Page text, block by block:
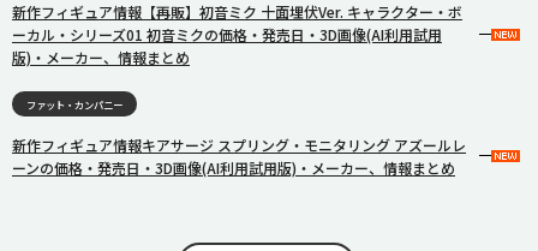
新作フィギュア情報【再販】初音ミク 十面埋伏Ver. キャラクター・ボ
ーカル・シリーズ01 初音ミクの価格・発売日・3D画像(AI利用試用
版)・メーカー、情報まとめ
ファット・カンパニー
新作フィギュア情報キアサージ スプリング・モニタリング アズールレ
ーンの価格・発売日・3D画像(AI利用試用版)・メーカー、情報まとめ